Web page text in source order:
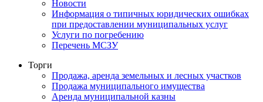
Новости
Информация о типичных юридических ошибках
при предоставлении муниципальных услуг
Услуги по погребению
Перечень МСЗУ
Торги
Продажа, аренда земельных и лесных участков
Продажа муниципального имущества
Аренда муниципальной казны